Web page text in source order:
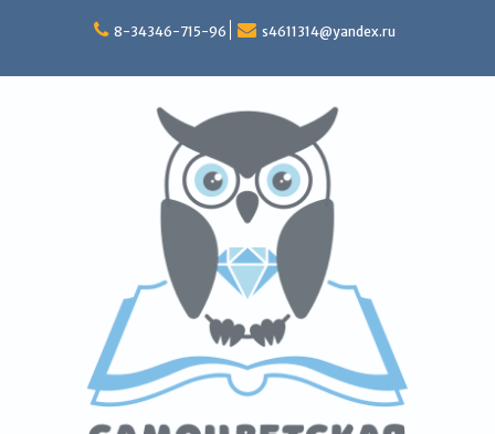
8-34346-715-96 s4611314@yandex.ru